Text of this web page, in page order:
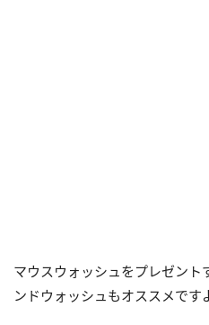
マウスウォッシュをプレゼント
ンドウォッシュもオススメです